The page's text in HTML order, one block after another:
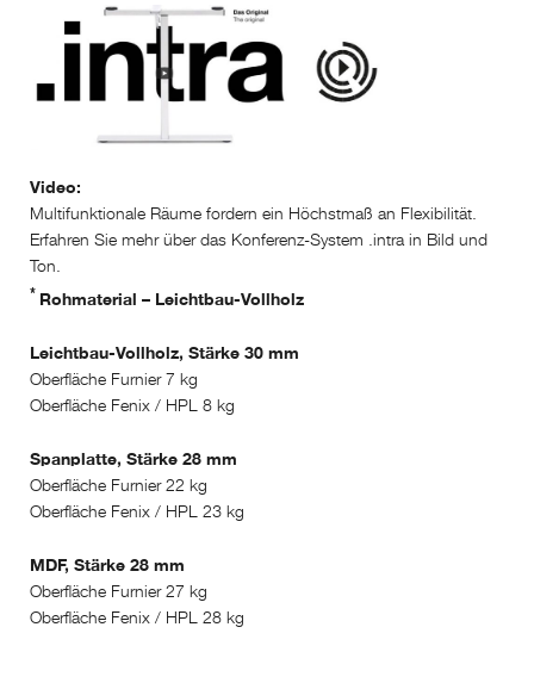
Video:
Multifunktionale Räume fordern ein Höchstmaß an Flexibilität.
Erfahren Sie mehr über das Konferenz-System .intra in Bild und
Ton.
* Rohmaterial – Leichtbau-Vollholz
Leichtbau-Vollholz, Stärke 30 mm
Oberfläche Furnier 7 kg
Oberfläche Fenix / HPL 8 kg
Spanplatte, Stärke 28 mm
Oberfläche Furnier 22 kg
Oberfläche Fenix / HPL 23 kg
MDF, Stärke 28 mm
Oberfläche Furnier 27 kg
Oberfläche Fenix / HPL 28 kg